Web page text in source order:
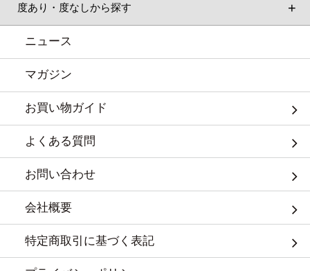
度あり・度なしから探す
ニュース
マガジン
お買い物ガイド
よくある質問
お問い合わせ
会社概要
特定商取引に基づく表記